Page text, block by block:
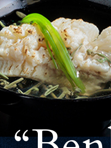
ウエディング
Gallery
フォトギャラリー
FAQ